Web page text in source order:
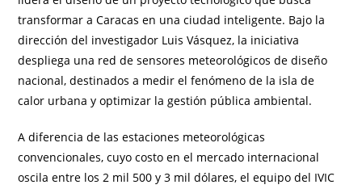
transformar a Caracas en una ciudad inteligente. Bajo la
dirección del investigador Luis Vásquez, la iniciativa
despliega una red de sensores meteorológicos de diseño
nacional, destinados a medir el fenómeno de la isla de
calor urbana y optimizar la gestión pública ambiental.
A diferencia de las estaciones meteorológicas
convencionales, cuyo costo en el mercado internacional
oscila entre los 2 mil 500 y 3 mil dólares, el equipo del IVIC